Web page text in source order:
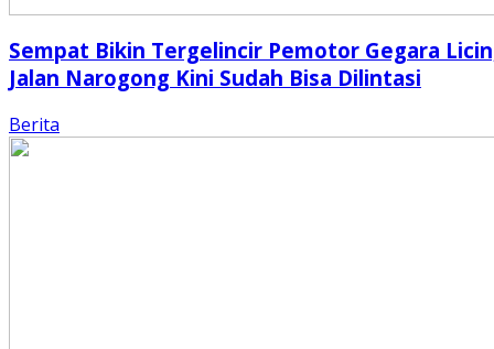
Sempat Bikin Tergelincir Pemotor Gegara
Jalan Narogong Kini Sudah Bisa Dilintasi
Berita